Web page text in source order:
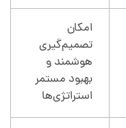
امکان
تصمیم‌گیری
هوشمند و
بهبود مستمر
استراتژی‌ها